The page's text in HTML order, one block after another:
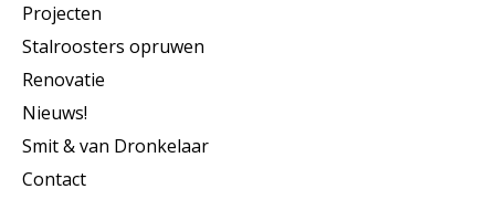
Projecten
Stalroosters opruwen
Renovatie
Nieuws!
Smit & van Dronkelaar
Contact